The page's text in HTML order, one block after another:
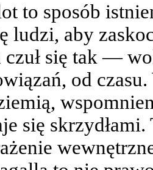
to sposób
ludzi, aby
czuł się tak —
od
się